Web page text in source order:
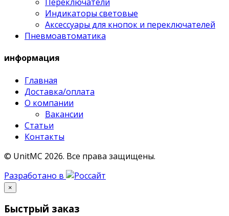
Индикаторы световые
Аксессуары для кнопок и переключателей
Пневмоавтоматика
информация
Главная
Доставка/оплата
О компании
Вакансии
Статьи
Контакты
© UnitMC 2026. Все права защищены.
Разработано в
×
Быстрый заказ